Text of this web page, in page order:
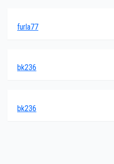
furla77
bk236
bk236